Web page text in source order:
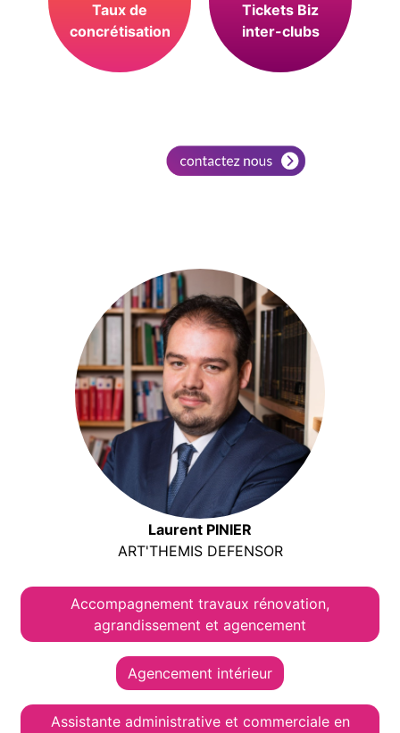
Taux de
concrétisation
Tickets Biz
inter-clubs
Laurent PINIER
ART'THEMIS DEFENSOR
Accompagnement travaux rénovation,
agrandissement et agencement
Agencement intérieur
Assistante administrative et commerciale en